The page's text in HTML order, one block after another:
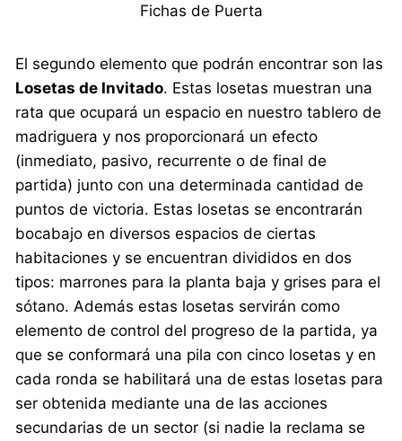
Fichas de Puerta
El segundo elemento que podrán encontrar son las
Losetas de Invitado. Estas losetas muestran una
rata que ocupará un espacio en nuestro tablero de
madriguera y nos proporcionará un efecto
(inmediato, pasivo, recurrente o de final de
partida) junto con una determinada cantidad de
puntos de victoria. Estas losetas se encontrarán
bocabajo en diversos espacios de ciertas
habitaciones y se encuentran divididos en dos
tipos: marrones para la planta baja y grises para el
sótano. Además estas losetas servirán como
elemento de control del progreso de la partida, ya
que se conformará una pila con cinco losetas y en
cada ronda se habilitará una de estas losetas para
ser obtenida mediante una de las acciones
secundarias de un sector (si nadie la reclama se